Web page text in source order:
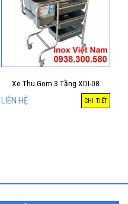
Xe Thu Gom 3 Tầng XDI-08
LIÊN HỆ CHI TIẾT